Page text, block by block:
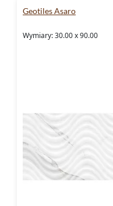
Geotiles Asaro
Wymiary: 30.00 x 90.00